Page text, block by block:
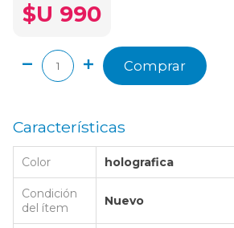
$U 990
Comprar
Características
Color holografica
Condición
del ítem
Nuevo